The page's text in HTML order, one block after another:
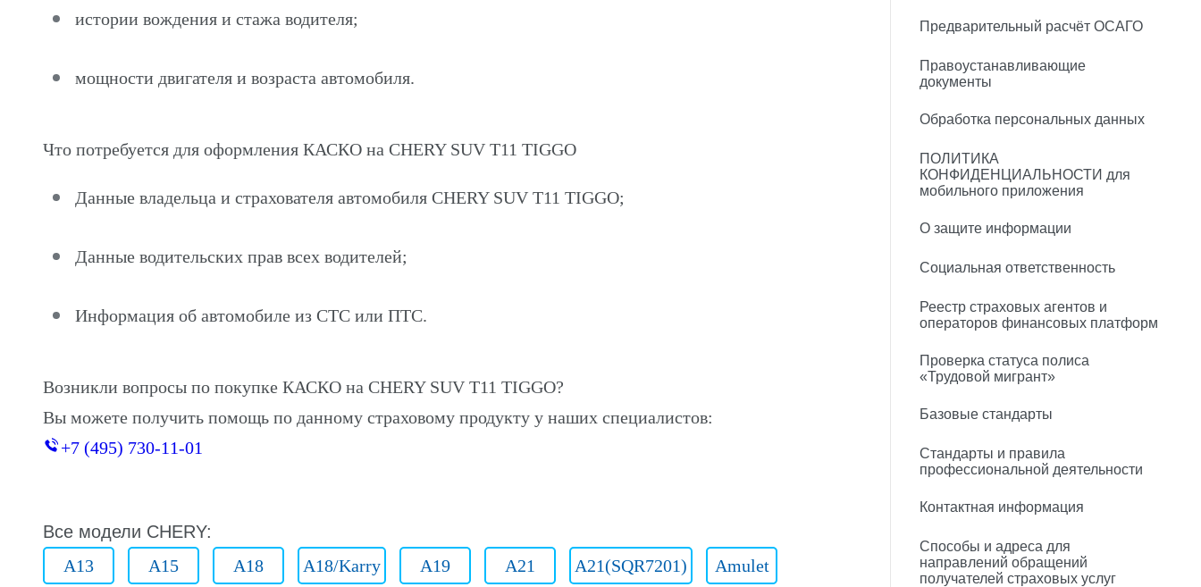
истории вождения и стажа водителя;
мощности двигателя и возраста автомобиля.
Что потребуется для оформления КАСКО на CHERY SUV T11 TIGGO
Данные владельца и страхователя автомобиля CHERY SUV T11 TIGGO;
Данные водительских прав всех водителей;
Информация об автомобиле из СТС или ПТС.
Возникли вопросы по покупке КАСКО на CHERY SUV T11 TIGGO?
Вы можете получить помощь по данному страховому продукту у наших специалистов:
+7 (495) 730-11-01
Все модели CHERY:
A13
A15 A18 A18/Karry A19 A21 A21(SQR7201) Amulet
Предварительный расчёт ОСАГО
Правоустанавливающие
документы
Обработка персональных данных
ПОЛИТИКА
КОНФИДЕНЦИАЛЬНОСТИ для
мобильного приложения
О защите информации
Социальная ответственность
Реестр страховых агентов и
операторов финансовых платформ
Проверка статуса полиса
«Трудовой мигрант»
Базовые стандарты
Стандарты и правила
профессиональной деятельности
Контактная информация
Способы и адреса для
направлений обращений
получателей страховых услуг